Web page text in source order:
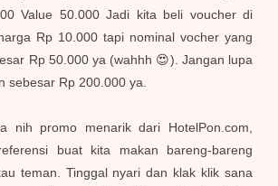
Value 50.000 Jadi kita beli voucher di
Rp 10.000 tapi nominal vocher yang
Rp 50.000 ya (wahhh 😍). Jangan lupa
sebesar Rp 200.000 ya.
nih promo menarik dari HotelPon.com,
buat kita makan bareng-bareng
teman. Tinggal nyari dan klak klik sana